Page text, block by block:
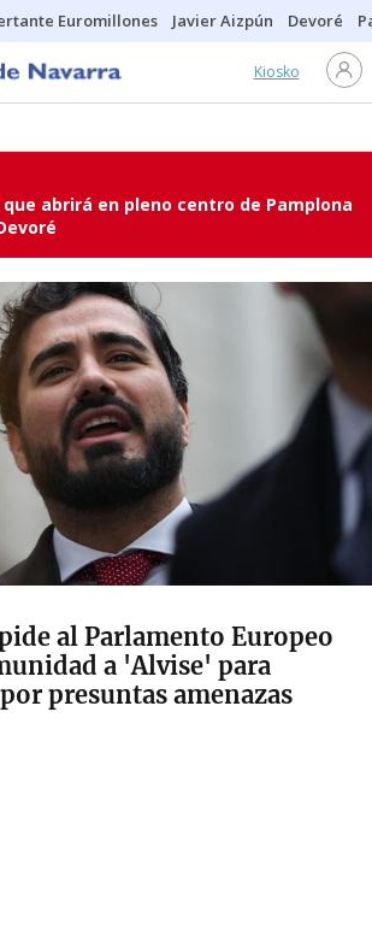
Euromillones Javier Aizpún Devoré
Kiosko
abrirá en pleno centro de Pamplona
al Parlamento Europeo
a 'Alvise' para
presuntas amenazas